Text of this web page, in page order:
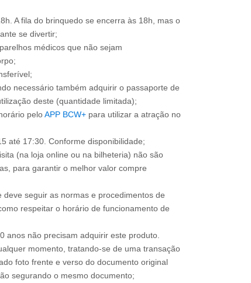
A fila do brinquedo se encerra às 18h, mas o
se divertir;
médicos que não sejam
necessário também adquirir o passaporte de
deste (quantidade limitada);
peloAPP BCW+ para utilizar a atração no
até 17:30. Conforme disponibilidade;
(na loja online ou na bilheteria) não são
para garantir o melhor valor compre
deve seguir as normas e procedimentos de
respeitar o horário de funcionamento de
anos não precisam adquirir este produto.
momento, tratando-se de uma transação
foto frente e verso do documento original
segurando o mesmo documento;